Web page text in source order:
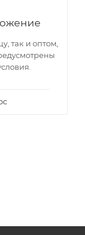
так и оптом,